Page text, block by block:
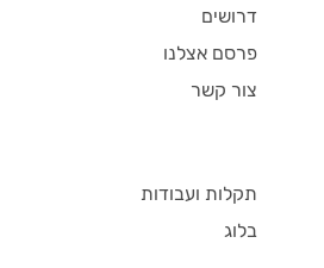
דרושים
פרסם אצלנו
צור קשר
תקלות ועבודות
בלוג